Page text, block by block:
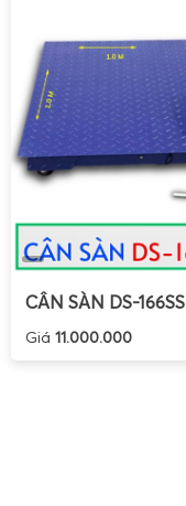
CÂN SÀN DS-166SS
Giá 11.000.000